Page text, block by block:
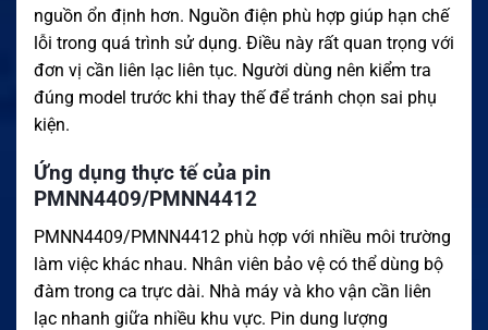
nguồn ổn định hơn. Nguồn điện phù hợp giúp hạn chế
lỗi trong quá trình sử dụng. Điều này rất quan trọng với
đơn vị cần liên lạc liên tục. Người dùng nên kiểm tra
đúng model trước khi thay thế để tránh chọn sai phụ
kiện.
Ứng dụng thực tế của pin
PMNN4409/PMNN4412
PMNN4409/PMNN4412 phù hợp với nhiều môi trường
làm việc khác nhau. Nhân viên bảo vệ có thể dùng bộ
đàm trong ca trực dài. Nhà máy và kho vận cần liên
lạc nhanh giữa nhiều khu vực. Pin dung lượng